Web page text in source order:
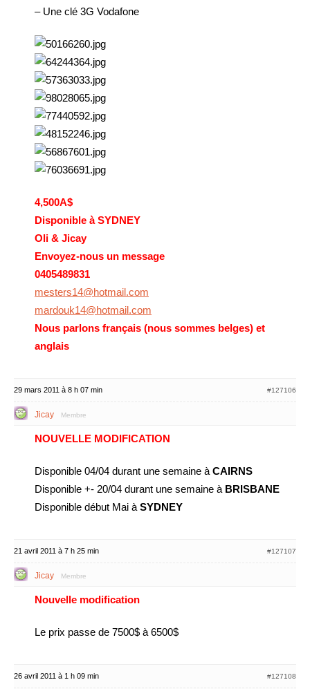
– Une clé 3G Vodafone
4,500A$
Disponible à SYDNEY
Oli & Jicay
Envoyez-nous un message
0405489831
mesters14@hotmail.com
mardouk14@hotmail.com
Nous parlons français (nous sommes belges) et
anglais
29 mars 2011 à 8 h 07 min #127106
Jicay Membre
NOUVELLE MODIFICATION
Disponible 04/04 durant une semaine à CAIRNS
Disponible +- 20/04 durant une semaine à BRISBANE
Disponible début Mai à SYDNEY
21 avril 2011 à 7 h 25 min #127107
Jicay Membre
Nouvelle modification
Le prix passe de 7500$ à 6500$
26 avril 2011 à 1 h 09 min #127108